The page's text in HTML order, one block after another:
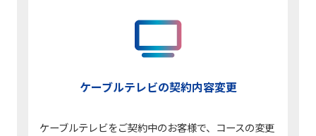
ケーブルテレビの契約内容変更
ケーブルテレビをご契約中のお客様で、コースの変更